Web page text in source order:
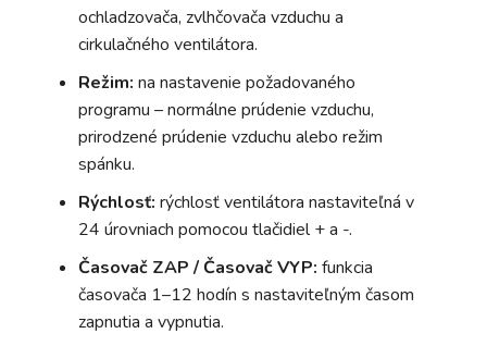
ochladzovača, zvlhčovača vzduchu a
cirkulačného ventilátora.
Režim: na nastavenie požadovaného
programu – normálne prúdenie vzduchu,
prirodzené prúdenie vzduchu alebo režim
spánku.
Rýchlosť: rýchlosť ventilátora nastaviteľná v
24 úrovniach pomocou tlačidiel + a -.
Časovač ZAP / Časovač VYP: funkcia
časovača 1–12 hodín s nastaviteľným časom
zapnutia a vypnutia.